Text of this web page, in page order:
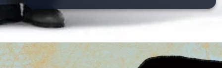
Đang mở https://issiloo.edu.vn/meme-thank-you